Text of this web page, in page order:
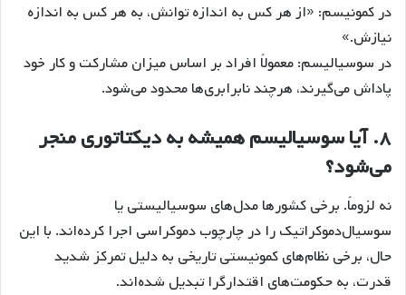
در کمونیسم: «از هر کس به اندازه توانش، به هر کس به اندازه
نیازش.»
در سوسیالیسم: معمولاً افراد بر اساس میزان مشارکت و کار خود
پاداش می‌گیرند، هرچند نابرابری‌ها محدود می‌شود.
۸. آیا سوسیالیسم همیشه به دیکتاتوری منجر
می‌شود؟
نه لزوماً. برخی کشورها مدل‌های سوسیالیستی یا
سوسیال‌دموکراتیک را در چارچوب دموکراسی اجرا کرده‌اند. با این
حال، برخی نظام‌های کمونیستی تاریخی به دلیل تمرکز شدید
قدرت، به حکومت‌های اقتدارگرا تبدیل شده‌اند.